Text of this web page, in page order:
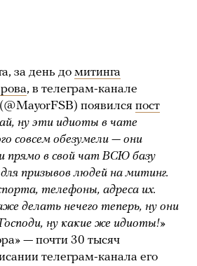
за день до митинга
, в телеграм-канале
появился пост
ну эти идиоты в чате
совсем обезумели — они
прямо в свой чат ВСЮ базу
призывов людей на митинг.
телефоны, адреса их.
делать нечего теперь, ну они
ну какие же идиоты!»
— почти 30 тысяч
телеграм-канала его